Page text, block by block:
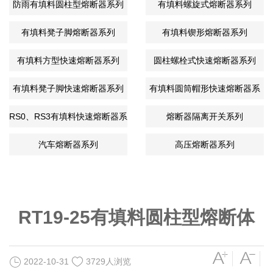
防雨有填料圆柱型熔断器系列 有填料螺旋式熔断器系列
有填料凳子脚熔断器系列 有填料锲形熔断器系列
有填料方型快速熔断器系列 圆柱螺栓式快速熔断器系列
有填料凳子脚快速熔断器系列 有填料圆筒帽形快速熔断器系
列
RS0、RS3有填料快速熔断器系
列
熔断器隔离开关系列
汽车熔断器系列 高压熔断器系列
RT19-25有填料圆柱型熔断体
2022-10-31 3729人浏览